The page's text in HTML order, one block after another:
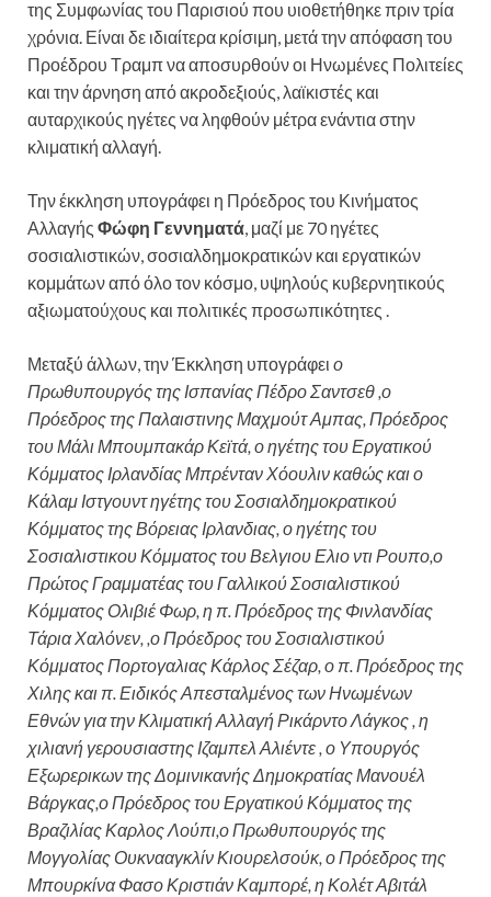
της Συμφωνίας του Παρισιού που υιοθετήθηκε πριν τρία
χρόνια. Είναι δε ιδιαίτερα κρίσιμη, μετά την απόφαση του
Προέδρου Τραμπ να αποσυρθούν οι Ηνωμένες Πολιτείες
και την άρνηση από ακροδεξιούς, λαϊκιστές και
αυταρχικούς ηγέτες να ληφθούν μέτρα ενάντια στην
κλιματική αλλαγή.
Την έκκληση υπογράφει η Πρόεδρος του Κινήματος
Αλλαγής Φώφη Γεννηματά , μαζί με 70 ηγέτες
σοσιαλιστικών, σοσιαλδημοκρατικών και εργατικών
κομμάτων από όλο τον κόσμο, υψηλούς κυβερνητικούς
αξιωματούχους και πολιτικές προσωπικότητες .
Μεταξύ άλλων, την Έκκληση υπογράφει ο
Πρωθυπουργός της Ισπανίας Πέδρο Σαντσεθ ,ο
Πρόεδρος της Παλαιστινης Μαχμούτ Αμπας, Πρόεδρος
του Μάλι Μπουμπακάρ Κεϊτά, ο ηγέτης του Εργατικού
Κόμματος Ιρλανδίας Μπρένταν Χόουλιν καθώς και ο
Κάλαμ Ιστγουντ ηγέτης του Σοσιαλδημοκρατικού
Κόμματος της Βόρειας Ιρλανδιας, ο ηγέτης του
Σοσιαλιστικου Κόμματος του Βελγιου Ελιο ντι Ρουπο,ο
Πρώτος Γραμματέας του Γαλλικού Σοσιαλιστικού
Κόμματος Ολιβιέ Φωρ, η π. Πρόεδρος της Φινλανδίας
Τάρια Χαλόνεν, ,ο Πρόεδρος του Σοσιαλιστικού
Κόμματος Πορτογαλιας Κάρλος Σέζαρ, ο π. Πρόεδρος της
Χιλης και π. Ειδικός Απεσταλμένος των Ηνωμένων
Εθνών για την Κλιματική Αλλαγή Ρικάρντο Λάγκος , η
χιλιανή γερουσιαστης Ιζαμπελ Αλιέντε , ο Υπουργός
Εξωρερικων της Δομινικανής Δημοκρατίας Μανουέλ
Βάργκας,ο Πρόεδρος του Εργατικού Κόμματος της
Βραζιλίας Καρλος Λούπι,ο Πρωθυπουργός της
Μογγολίας Ουκνααγκλίν Κιουρελσούκ, ο Πρόεδρος της
Μπουρκίνα Φασο Κριστιάν Καμπορέ, η Κολέτ Αβιτάλ